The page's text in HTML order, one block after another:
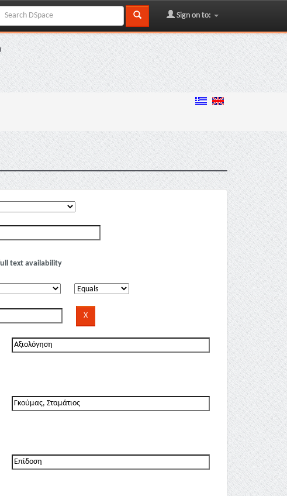
Sign on to:
text availability